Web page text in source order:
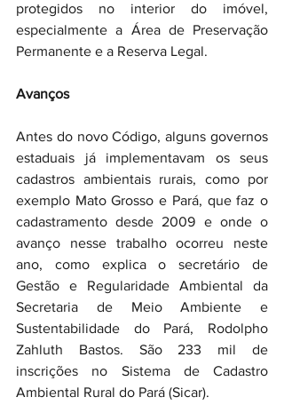
protegidos no interior do imóvel,
especialmente a Área de Preservação
Permanente e a Reserva Legal.
Avanços
Antes do novo Código, alguns governos
estaduais já implementavam os seus
cadastros ambientais rurais, como por
exemplo Mato Grosso e Pará, que faz o
cadastramento desde 2009 e onde o
avanço nesse trabalho ocorreu neste
ano, como explica o secretário de
Gestão e Regularidade Ambiental da
Secretaria de Meio Ambiente e
Sustentabilidade do Pará, Rodolpho
Zahluth Bastos. São 233 mil de
inscrições no Sistema de Cadastro
Ambiental Rural do Pará (Sicar).